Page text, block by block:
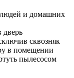
и домашних
дверь
сквозняк
в помещении
пылесосом